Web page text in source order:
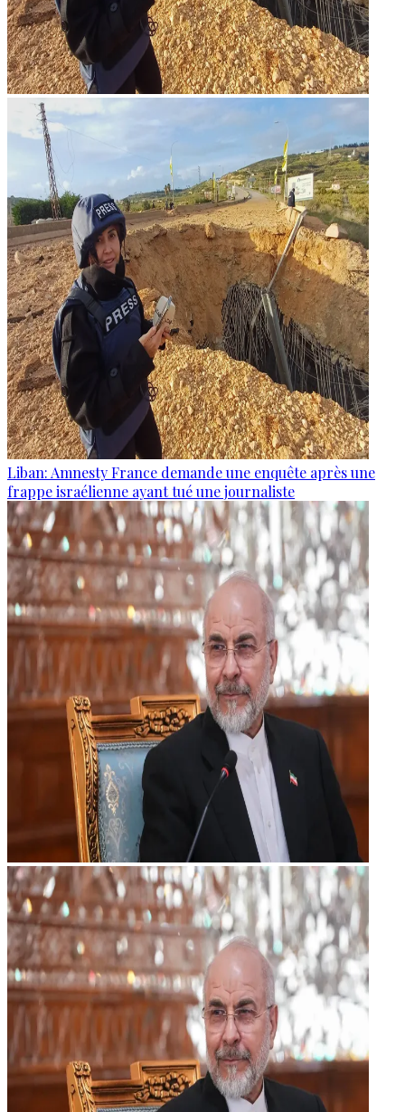
Liban: Amnesty France demande une enquête après une
frappe israélienne ayant tué une journaliste